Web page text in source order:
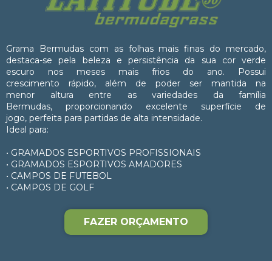
Grama Bermudas com as folhas mais finas do mercado,
destaca-se pela beleza e persistência da sua cor verde
escuro nos meses mais frios do ano. Possui
crescimento rápido, além de poder ser mantida na
menor altura entre as variedades da família
Bermudas, proporcionando excelente superfície de
jogo, perfeita para partidas de alta intensidade.
Ideal para:
• GRAMADOS ESPORTIVOS PROFISSIONAIS
• GRAMADOS ESPORTIVOS AMADORES
• CAMPOS DE FUTEBOL
• CAMPOS DE GOLF
FAZER ORÇAMENTO